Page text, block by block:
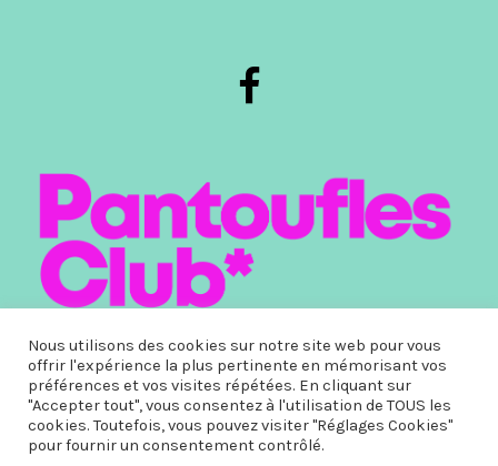
Copyright © 2022. Pantoufles-club.com® | Site Web réalisé par
Tintin Express
Nous utilisons des cookies sur notre site web pour vous
offrir l'expérience la plus pertinente en mémorisant vos
préférences et vos visites répétées. En cliquant sur
"Accepter tout", vous consentez à l'utilisation de TOUS les
cookies. Toutefois, vous pouvez visiter "Réglages Cookies"
pour fournir un consentement contrôlé.